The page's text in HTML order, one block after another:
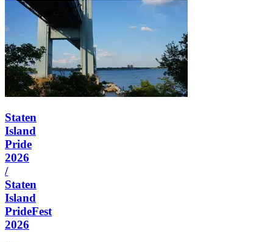
Staten
Island
Pride
2026
/
Staten
Island
PrideFest
2026